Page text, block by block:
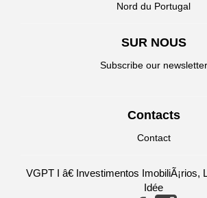
Nord du Portugal
SUR NOUS
Subscribe our newsletter
Contacts
Contact
VGPT I â€ Investimentos ImobiliÃ¡rios,
Idée